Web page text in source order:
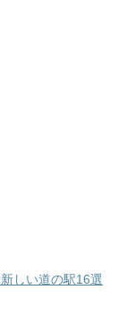
しい道の駅16選